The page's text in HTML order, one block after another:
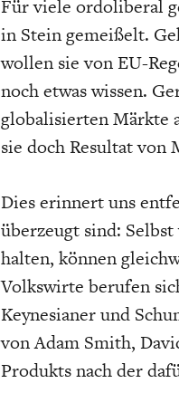
Für viele ordoliberal
in Stein gemeißelt.
wollen sie von EU-
noch etwas wissen.
globalisierten Märkte
sie doch Resultat
Dies erinnert uns
überzeugt sind:
halten, können
Volkswirte berufen
Keynesianer und
von Adam Smith,
Produkts nach der